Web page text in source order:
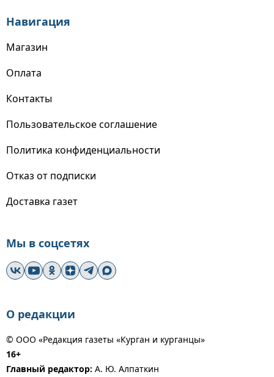
Навигация
Магазин
Оплата
Контакты
Пользовательское соглашение
Политика конфиденциальности
Отказ от подписки
Доставка газет
Мы в соцсетях
О редакции
© ООО «Редакция газеты «Курган и курганцы»
16+
Главный редактор: А. Ю. Алпаткин